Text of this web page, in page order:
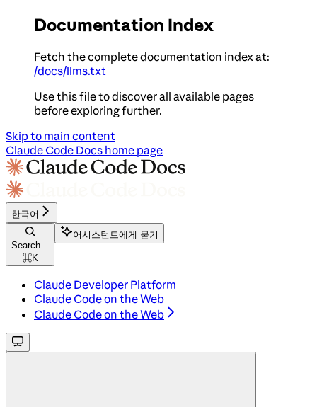
Documentation Index
Fetch the complete documentation index at:
/docs/llms.txt
Use this file to discover all available pages
before exploring further.
Skip to main content
Claude Code Docs home page
한국어
Search...
⌘K
어시스턴트에게 묻기
Claude Developer Platform
Claude Code on the Web
Claude Code on the Web